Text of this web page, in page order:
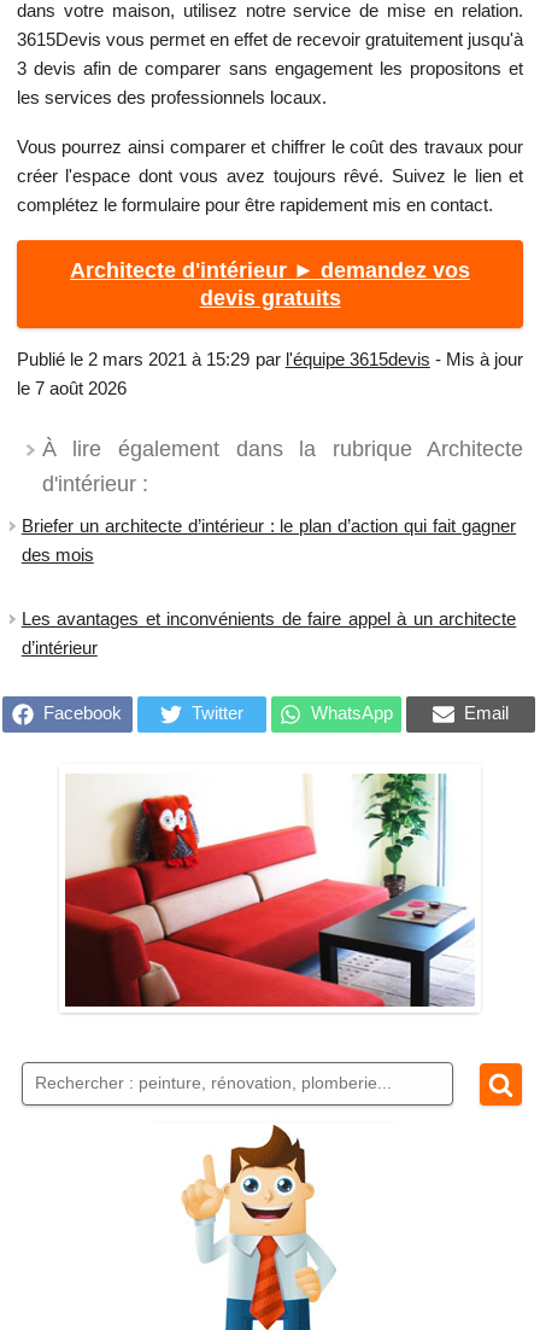
dans votre maison, utilisez notre service de mise en relation.
3615Devis vous permet en effet de recevoir gratuitement jusqu'à
3 devis afin de comparer sans engagement les propositons et
les services des professionnels locaux.
Vous pourrez ainsi comparer et chiffrer le coût des travaux pour
créer l'espace dont vous avez toujours rêvé. Suivez le lien et
complétez le formulaire pour être rapidement mis en contact.
Architecte d'intérieur ► demandez vos
devis gratuits
Publié le 2 mars 2021 à 15:29 par l'équipe 3615devis - Mis à jour
le 7 août 2026
À lire également dans la rubrique Architecte
d'intérieur :
Briefer un architecte d’intérieur : le plan d’action qui fait gagner
des mois
Les avantages et inconvénients de faire appel à un architecte
d’intérieur
Facebook Twitter WhatsApp Email